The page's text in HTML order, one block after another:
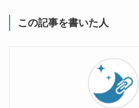
この記事を書いた人